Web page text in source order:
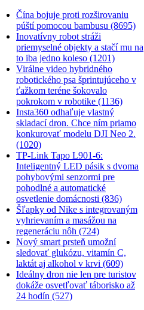
Čína bojuje proti rozširovaniu
púští pomocou bambusu (8695)
Inovatívny robot stráži
priemyselné objekty a stačí mu na
to iba jedno koleso (1201)
Virálne video hybridného
robotického psa šprintujúceho v
ťažkom teréne šokovalo
pokrokom v robotike (1136)
Insta360 odhaľuje vlastný
skladací dron. Chce ním priamo
konkurovať modelu DJI Neo 2.
(1020)
TP-Link Tapo L901-6:
Inteligentný LED pásik s dvoma
pohybovými senzormi pre
pohodlné a automatické
osvetlenie domácnosti (836)
Šľapky od Nike s integrovaným
vyhrievaním a masážou na
regeneráciu nôh (724)
Nový smart prsteň umožní
sledovať glukózu, vitamín C,
laktát aj alkohol v krvi (609)
Ideálny dron nie len pre turistov
dokáže osvetľovať táborisko až
24 hodín (527)